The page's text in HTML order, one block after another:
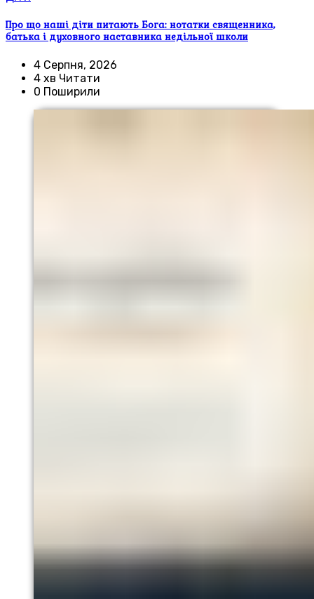
Про що наші діти питають Бога: нотатки священника,
батька і духовного наставника недільної школи
4 Серпня, 2026
4 хв Читати
0 Поширили